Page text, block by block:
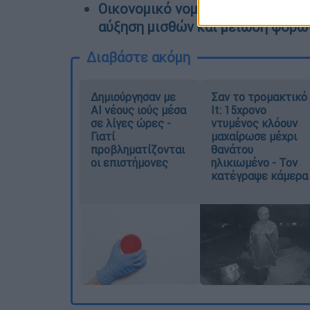
Οικονομικό νομοσχέδιο: Τα 8
αύξηση μισθών και μείωση
Διαβάστε ακόμη
Δημιούργησαν με
AI νέους ιούς μέσα
σε λίγες ώρες -
Γιατί
προβληματίζονται
οι επιστήμονες
Σαν το τρομακτικό
It: 15χρονο
ντυμένος κλόουν
μαχαίρωσε μέχρι
θανάτου
ηλικιωμένο - Τον
κατέγραψε κάμερα